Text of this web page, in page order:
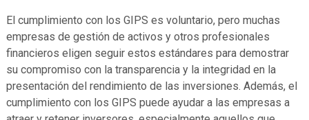
El cumplimiento con los GIPS es voluntario, pero muchas
empresas de gestión de activos y otros profesionales
financieros eligen seguir estos estándares para demostrar
su compromiso con la transparencia y la integridad en la
presentación del rendimiento de las inversiones. Además, el
cumplimiento con los GIPS puede ayudar a las empresas a